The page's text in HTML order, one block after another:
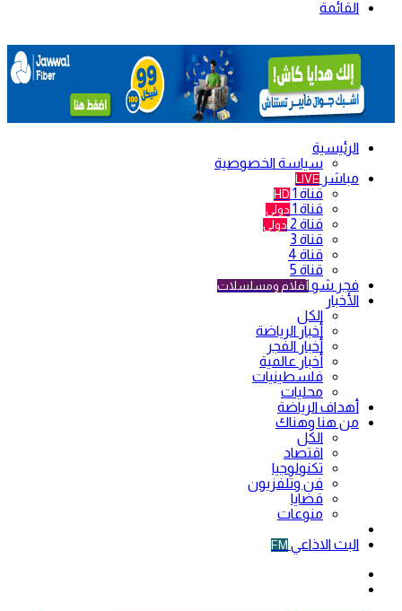
القائمة
الرئيسية
سياسة الخصوصية
مباشر LIVE
قناة 1 HD
قناة 1 دولي
قناة 2 دولي
قناة 3
قناة 4
قناة 5
فجر شو أفلام ومسلسلات
الأخبار
الكل
أخبار الرياضة
أخبار الفجر
أخبار عالمية
فلسطينيات
محليات
أهداف الرياضة
من هنا وهناك
الكل
اقتصاد
تكنولوجيا
فن وتلفزيون
قضايا
منوعات
البث الاذاعي FM